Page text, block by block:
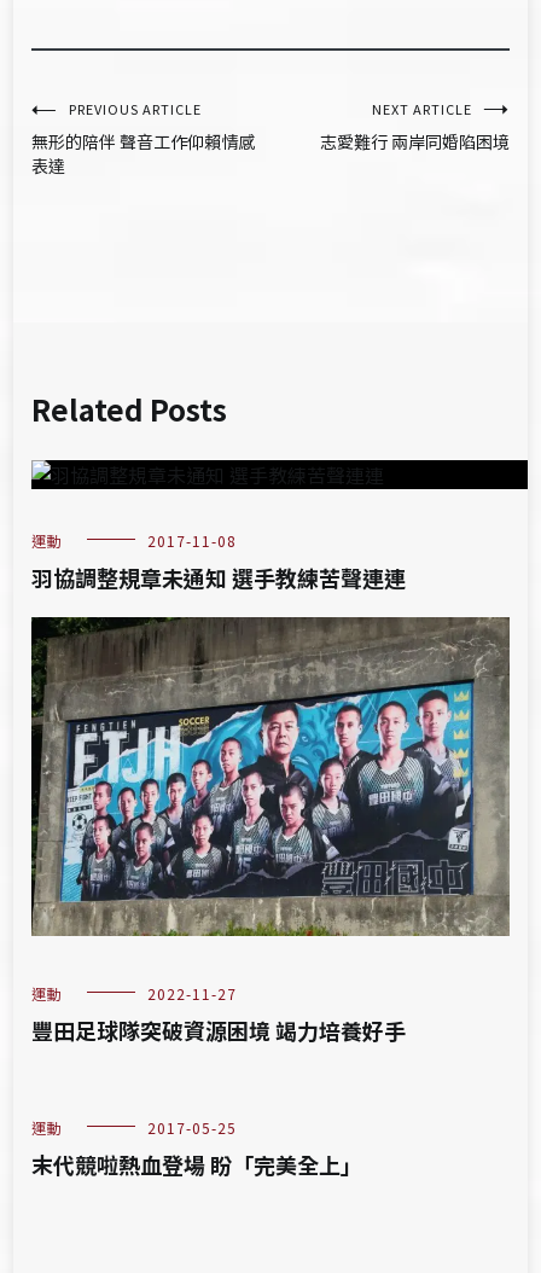
文
章
PREVIOUS ARTICLE
無形的陪伴 聲音工作仰賴情感
表達
NEXT ARTICLE
志愛難行 兩岸同婚陷困境
Related Posts
運動 2017-11-08
羽協調整規章未通知 選手教練苦聲連連
運動 2022-11-27
豐田足球隊突破資源困境 竭力培養好手
運動 2017-05-25
末代競啦熱血登場 盼「完美全上」